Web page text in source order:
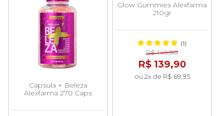
Capsula + Beleza
Alexfarma 270 Caps
Glow Gummies Alexfarma
210gr
(1)
R$ 149,90
R$ 139,90
ou 2x de R$ 69,95